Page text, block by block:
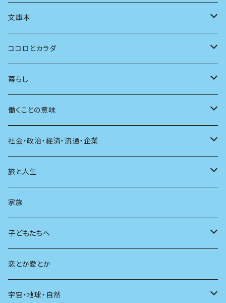
言語
批評
アンソロジー
自伝・伝記
写真
その他
インテリア
ファッション
建築
スポーツ
AIと社会
広告
マンガ
テレビ
ラジオ
マガジン
その他
アニメ
日本の芸能
本の本
読書
小さいお子さん向け
自分で読めるようになったら
大人も楽しい絵本
海外絵本
童話
その他
文庫本
男性作家
女性作家
その他
ココロとカラダ
フェミニズム
カウンセリング
人間関係
健康
暮らし
料理
育児
日常生活
学ぶ楽しみ
働くことの意味
仕事のヒント
社会・政治・経済・流通・企業
過去
現在
未来
旅と人生
旅
人生
家族
子どもたちへ
教育
友達
恋とか愛とか
宇宙・地球・自然